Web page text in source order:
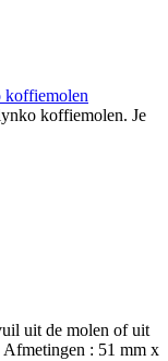
koffiemolen
koffiemolen. Je
uit de molen of uit
Afmetingen : 51 mm x